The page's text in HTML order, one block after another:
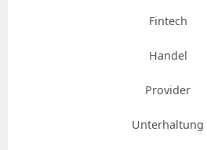
Fintech
Handel
Provider
Unterhaltung